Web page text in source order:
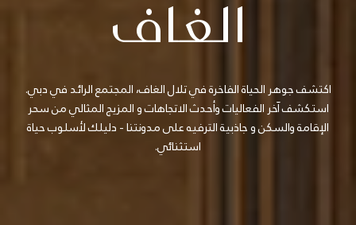
الغاف
اكتشف جوهر الحياة الفاخرة في تلال الغاف، المجتمع الرائد في دبي.
استكشف آخر الفعاليات وأحدث الاتجاهات و المزيج المثالي من سحر
الإقامة والسكن و جاذبية الترفيه على مدونتنا - دليلك لأسلوب حياة
استثنائي.